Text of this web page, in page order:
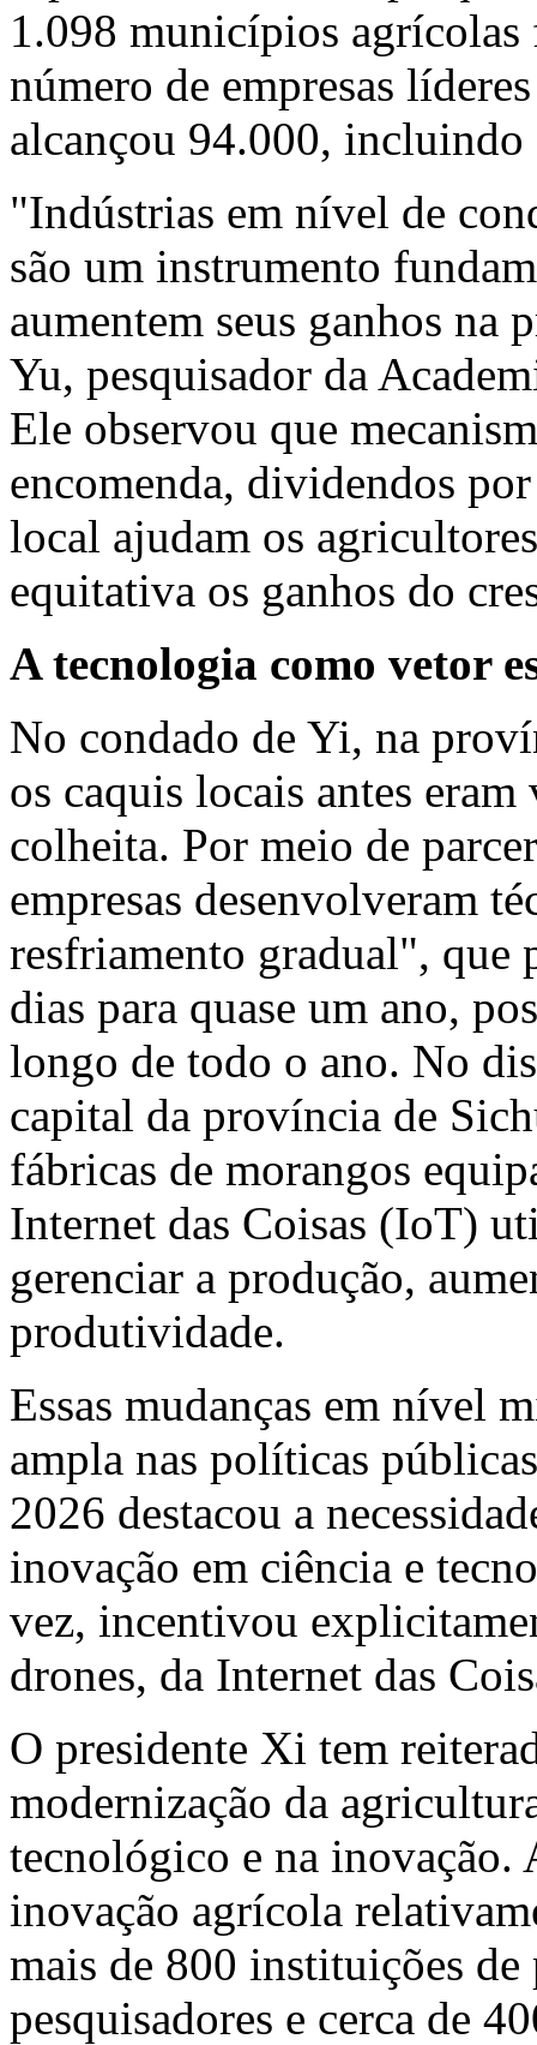
1.098 municípios
número de empresas
alcançou 94.000,
"Indústrias em nível de
são um instrumento
aumentem seus ganhos
Yu, pesquisador da
Ele observou que
encomenda, dividendos
local ajudam os
equitativa os ganhos do
A tecnologia como vetor
No condado de Yi, na
os caquis locais antes
colheita. Por meio de
empresas desenvolveram
resfriamento gradual", que
dias para quase um ano,
longo de todo o ano. No
capital da província de
fábricas de morangos
Internet das Coisas (IoT)
gerenciar a produção,
produtividade.
Essas mudanças em nível
ampla nas políticas
2026 destacou a
inovação em ciência e
vez, incentivou
drones, da Internet das
O presidente Xi tem
modernização da
tecnológico e na inovação.
inovação agrícola
mais de 800 instituições
pesquisadores e cerca de